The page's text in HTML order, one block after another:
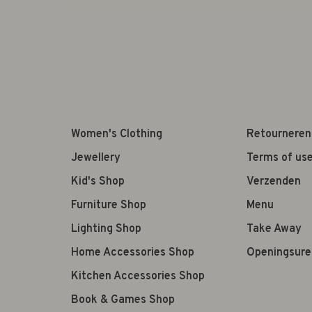
Women's Clothing
Jewellery
Kid's Shop
Furniture Shop
Lighting Shop
Home Accessories Shop
Kitchen Accessories Shop
Book & Games Shop
Retourneren
Terms of
Verzenden
Menu
Take Away